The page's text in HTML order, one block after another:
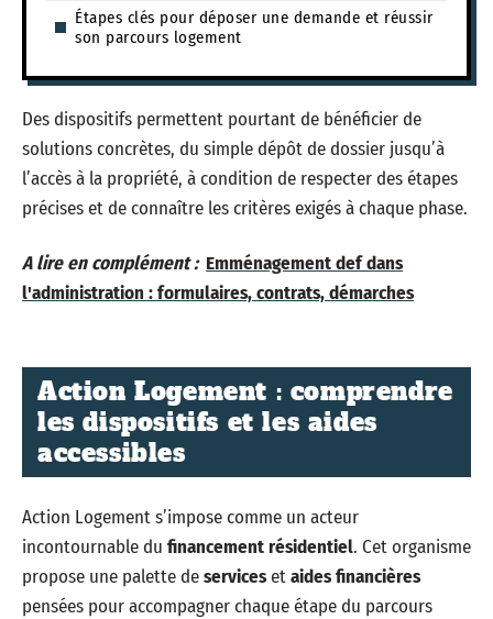
Étapes clés pour déposer une demande et réussir
son parcours logement
Des dispositifs permettent pourtant de bénéficier de
solutions concrètes, du simple dépôt de dossier jusqu’à
l’accès à la propriété, à condition de respecter des étapes
précises et de connaître les critères exigés à chaque phase.
A lire en complément : Emménagement def dans
l'administration : formulaires, contrats, démarches
Action Logement : comprendre
les dispositifs et les aides
accessibles
Action Logement s’impose comme un acteur
incontournable du financement résidentiel. Cet organisme
propose une palette deservicesetaides financières
pensées pour accompagner chaque étape du parcours